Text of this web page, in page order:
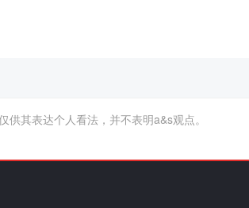
供其表达个人看法，并不表明a&s观点。